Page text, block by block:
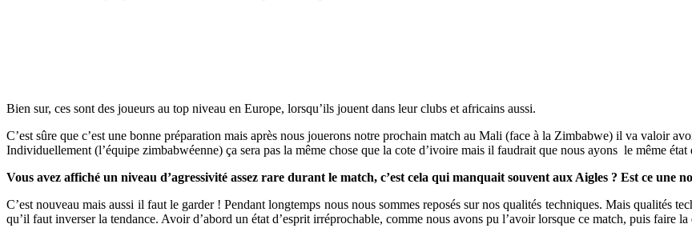
Bien sur, ces sont des joueurs au top niveau en Europe, lorsqu’ils jouent dans leur clubs et africains aussi.
C’est sûre que c’est une bonne préparation mais après nous jouerons notre prochain match au Mali (face à la Zimbabwe) il va valoir
Individuellement (l’équipe zimbabwéenne) ça sera pas la même chose que la cote d’ivoire mais il faudrait que nous ayons le même état
Vous avez affiché un niveau d’agressivité assez rare durant le match, c’est cela qui manquait souvent aux Aigles ? Est ce une
C’est nouveau mais aussi il faut le garder ! Pendant longtemps nous nous sommes reposés sur nos qualités techniques. Mais qualités
qu’il faut inverser la tendance. Avoir d’abord un état d’esprit irréprochable, comme nous avons pu l’avoir lorsque ce match, puis faire